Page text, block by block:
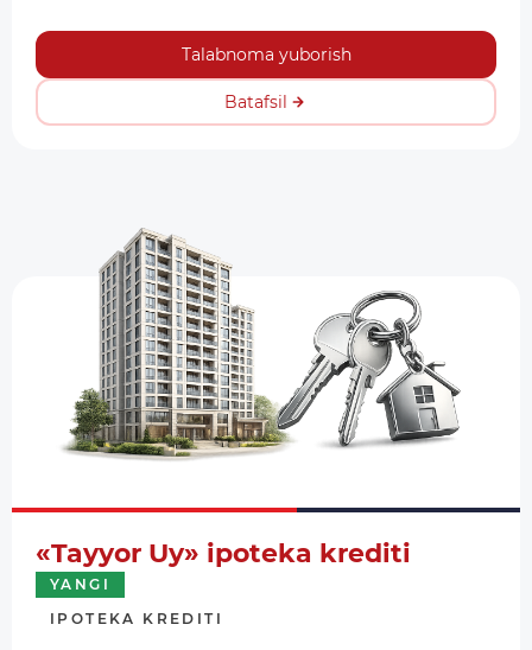
Talabnoma yuborish
Batafsil
«Tayyor Uy» ipoteka krediti
YANGI
IPOTEKA KREDITI